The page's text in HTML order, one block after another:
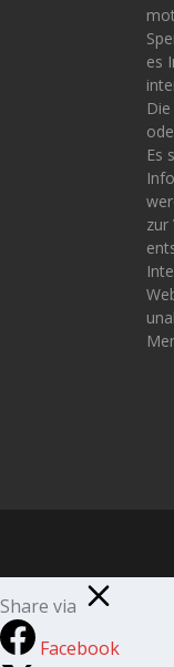
es
Es
zur
Share via
Facebook